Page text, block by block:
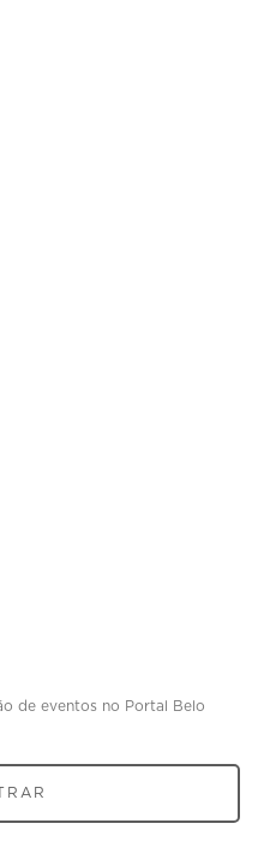
de eventos no Portal Belo